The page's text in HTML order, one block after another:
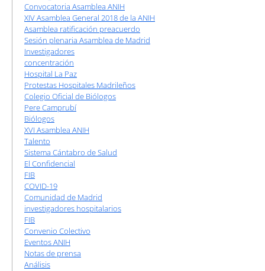
Convocatoria Asamblea ANIH
XIV Asamblea General 2018 de la ANIH
Asamblea ratificación preacuerdo
Sesión plenaria Asamblea de Madrid
Investigadores
concentración
Hospital La Paz
Protestas Hospitales Madrileños
Colegio Oficial de Biólogos
Pere Camprubí
Biólogos
XVI Asamblea ANIH
Talento
Sistema Cántabro de Salud
El Confidencial
FIB
COVID-19
Comunidad de Madrid
investigadores hospitalarios
FIB
Convenio Colectivo
Eventos ANIH
Notas de prensa
Análisis